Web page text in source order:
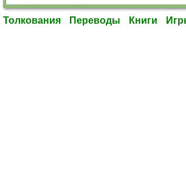
Толкования Переводы Книги